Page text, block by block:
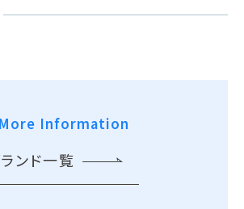
More Information
ンド一覧